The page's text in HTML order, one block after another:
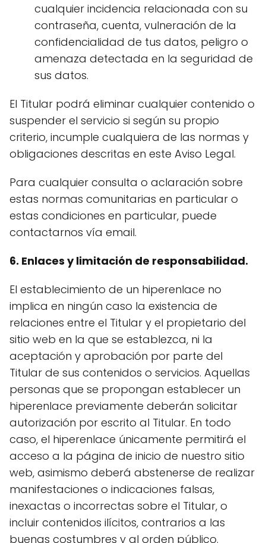
cualquier incidencia relacionada con su
contraseña, cuenta, vulneración de la
confidencialidad de tus datos, peligro o
amenaza detectada en la seguridad de
sus datos.
El Titular podrá eliminar cualquier contenido o
suspender el servicio si según su propio
criterio, incumple cualquiera de las normas y
obligaciones descritas en este Aviso Legal.
Para cualquier consulta o aclaración sobre
estas normas comunitarias en particular o
estas condiciones en particular, puede
contactarnos vía email.
6. Enlaces y limitación de responsabilidad.
El establecimiento de un hiperenlace no
implica en ningún caso la existencia de
relaciones entre el Titular y el propietario del
sitio web en la que se establezca, ni la
aceptación y aprobación por parte del
Titular de sus contenidos o servicios. Aquellas
personas que se propongan establecer un
hiperenlace previamente deberán solicitar
autorización por escrito al Titular. En todo
caso, el hiperenlace únicamente permitirá el
acceso a la página de inicio de nuestro sitio
web, asimismo deberá abstenerse de realizar
manifestaciones o indicaciones falsas,
inexactas o incorrectas sobre el Titular, o
incluir contenidos ilícitos, contrarios a las
buenas costumbres y al orden público.